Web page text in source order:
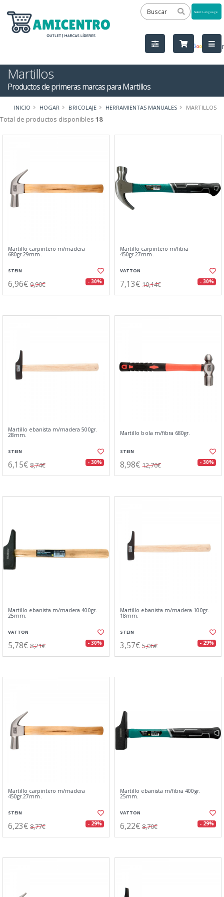
by
Martillos
Productos de primeras marcas para Martillos
INICIO HOGAR BRICOLAJE HERRAMIENTAS MANUALES MARTILLOS
Total de productos disponibles 18
Martillo carpintero m/madera
680gr.29mm.
STEIN
6,96€ 9,90€ - 30%
Martillo carpintero m/fibra
450gr.27mm.
VATTON
7,13€ 10,14€ - 30%
Martillo ebanista m/madera 500gr.
28mm.
STEIN
6,15€ 8,74€ - 30%
Martillo bola m/fibra 680gr.
STEIN
8,98€ 12,76€ - 30%
Martillo ebanista m/madera 400gr.
25mm.
VATTON
5,78€ 8,21€ - 30%
Martillo ebanista m/madera 100gr.
18mm.
STEIN
3,57€ 5,06€ - 29%
Martillo carpintero m/madera
450gr.27mm.
STEIN
6,23€ 8,77€ - 29%
Martillo ebanista m/fibra 400gr.
25mm.
VATTON
6,22€ 8,70€ - 29%